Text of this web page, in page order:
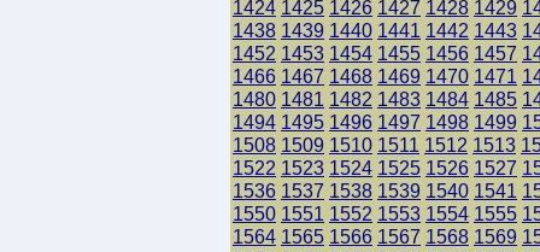
1424 1425 1426 1427 1428 1429
1438 1439 1440 1441 1442 1443
1452 1453 1454 1455 1456 1457
1466 1467 1468 1469 1470 1471
1480 1481 1482 1483 1484 1485
1494 1495 1496 1497 1498 1499
1508 1509 1510 1511 1512 1513
1522 1523 1524 1525 1526 1527
1536 1537 1538 1539 1540 1541
1550 1551 1552 1553 1554 1555
1564 1565 1566 1567 1568 1569